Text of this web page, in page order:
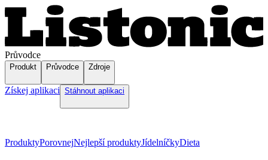
Průvodce
Produkt Průvodce Zdroje
Získej aplikaci Stáhnout aplikaci
ProduktyPorovnejNejlepší produktyJídelníčkyDieta